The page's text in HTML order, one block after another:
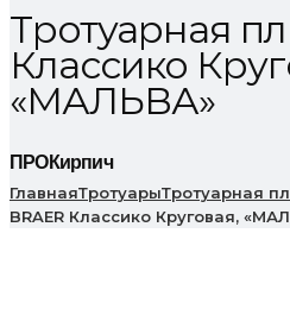
Тротуарная
Классико
«МАЛЬВА»
ПРОКирпич
ГлавнаяТротуарыТротуарная
BRAER Классико Круговая,